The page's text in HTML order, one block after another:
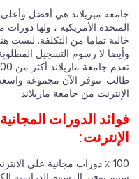
جامعة ميريلاند هي أفضل
المتحدة الأمريكية ، ولها
خالية تماما من التكلفة. ليست
وأيضا لا رسوم التسجيل
طالب. تتوفر الآن مجموعة واسعة
الإنترنت من جامعة ماريلاند.
فوائد الدورات
الإنترنت:
100 ٪ دورات مجانية على الانترنت.